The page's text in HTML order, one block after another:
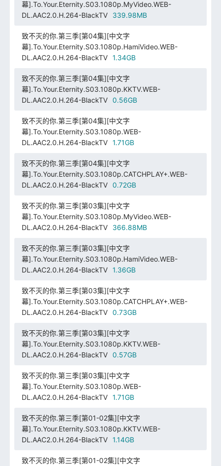
幕].To.Your.Eternity.S03.1080p.MyVideo.WEB-
DL.AAC2.0.H.264-BlackTV
339.98MB
致不灭的你.第三季[第04集][中文字
幕].To.Your.Eternity.S03.1080p.HamiVideo.WEB-
DL.AAC2.0.H.264-BlackTV
1.34GB
致不灭的你.第三季[第04集][中文字
幕].To.Your.Eternity.S03.1080p.KKTV.WEB-
DL.AAC2.0.H.264-BlackTV
0.56GB
致不灭的你.第三季[第04集][中文字
幕].To.Your.Eternity.S03.1080p.WEB-
DL.AAC2.0.H.264-BlackTV
1.71GB
致不灭的你.第三季[第04集][中文字
幕].To.Your.Eternity.S03.1080p.CATCHPLAY+.WEB-
DL.AAC2.0.H.264-BlackTV
0.72GB
致不灭的你.第三季[第03集][中文字
幕].To.Your.Eternity.S03.1080p.MyVideo.WEB-
DL.AAC2.0.H.264-BlackTV
366.88MB
致不灭的你.第三季[第03集][中文字
幕].To.Your.Eternity.S03.1080p.HamiVideo.WEB-
DL.AAC2.0.H.264-BlackTV
1.36GB
致不灭的你.第三季[第03集][中文字
幕].To.Your.Eternity.S03.1080p.CATCHPLAY+.WEB-
DL.AAC2.0.H.264-BlackTV
0.73GB
致不灭的你.第三季[第03集][中文字
幕].To.Your.Eternity.S03.1080p.KKTV.WEB-
DL.AAC2.0.H.264-BlackTV
0.57GB
致不灭的你.第三季[第03集][中文字
幕].To.Your.Eternity.S03.1080p.WEB-
DL.AAC2.0.H.264-BlackTV
1.71GB
致不灭的你.第三季[第01-02集][中文字
幕].To.Your.Eternity.S03.1080p.KKTV.WEB-
DL.AAC2.0.H.264-BlackTV
1.14GB
致不灭的你.第三季[第01-02集][中文字